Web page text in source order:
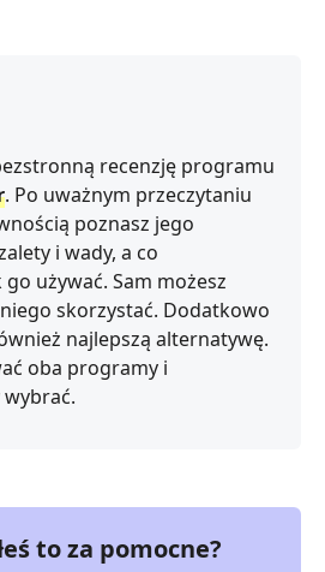
recenzję programu
. Po uważnym przeczytaniu
poznasz jego
i wady, a co
używać. Sam możesz
skorzystać. Dodatkowo
najlepszą alternatywę.
oba programy i
to za pomocne?